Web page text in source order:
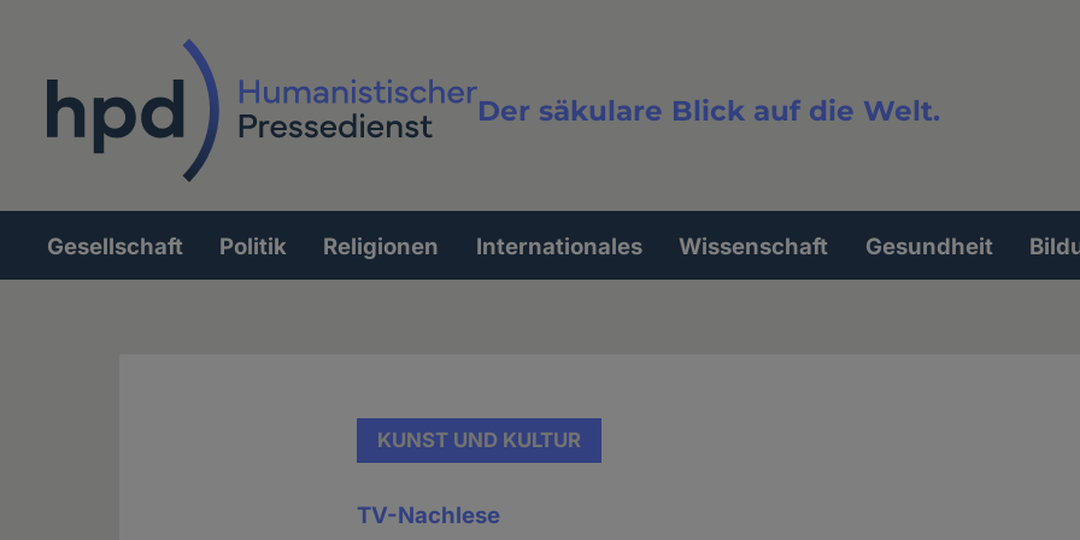
Der säkulare Blick auf die Welt.
Volltextsuche
Hauptnavigation
Gesellschaft Politik Religionen Internationales Wissenschaft Gesundheit
KUNST UND KULTUR
TV-Nachlese